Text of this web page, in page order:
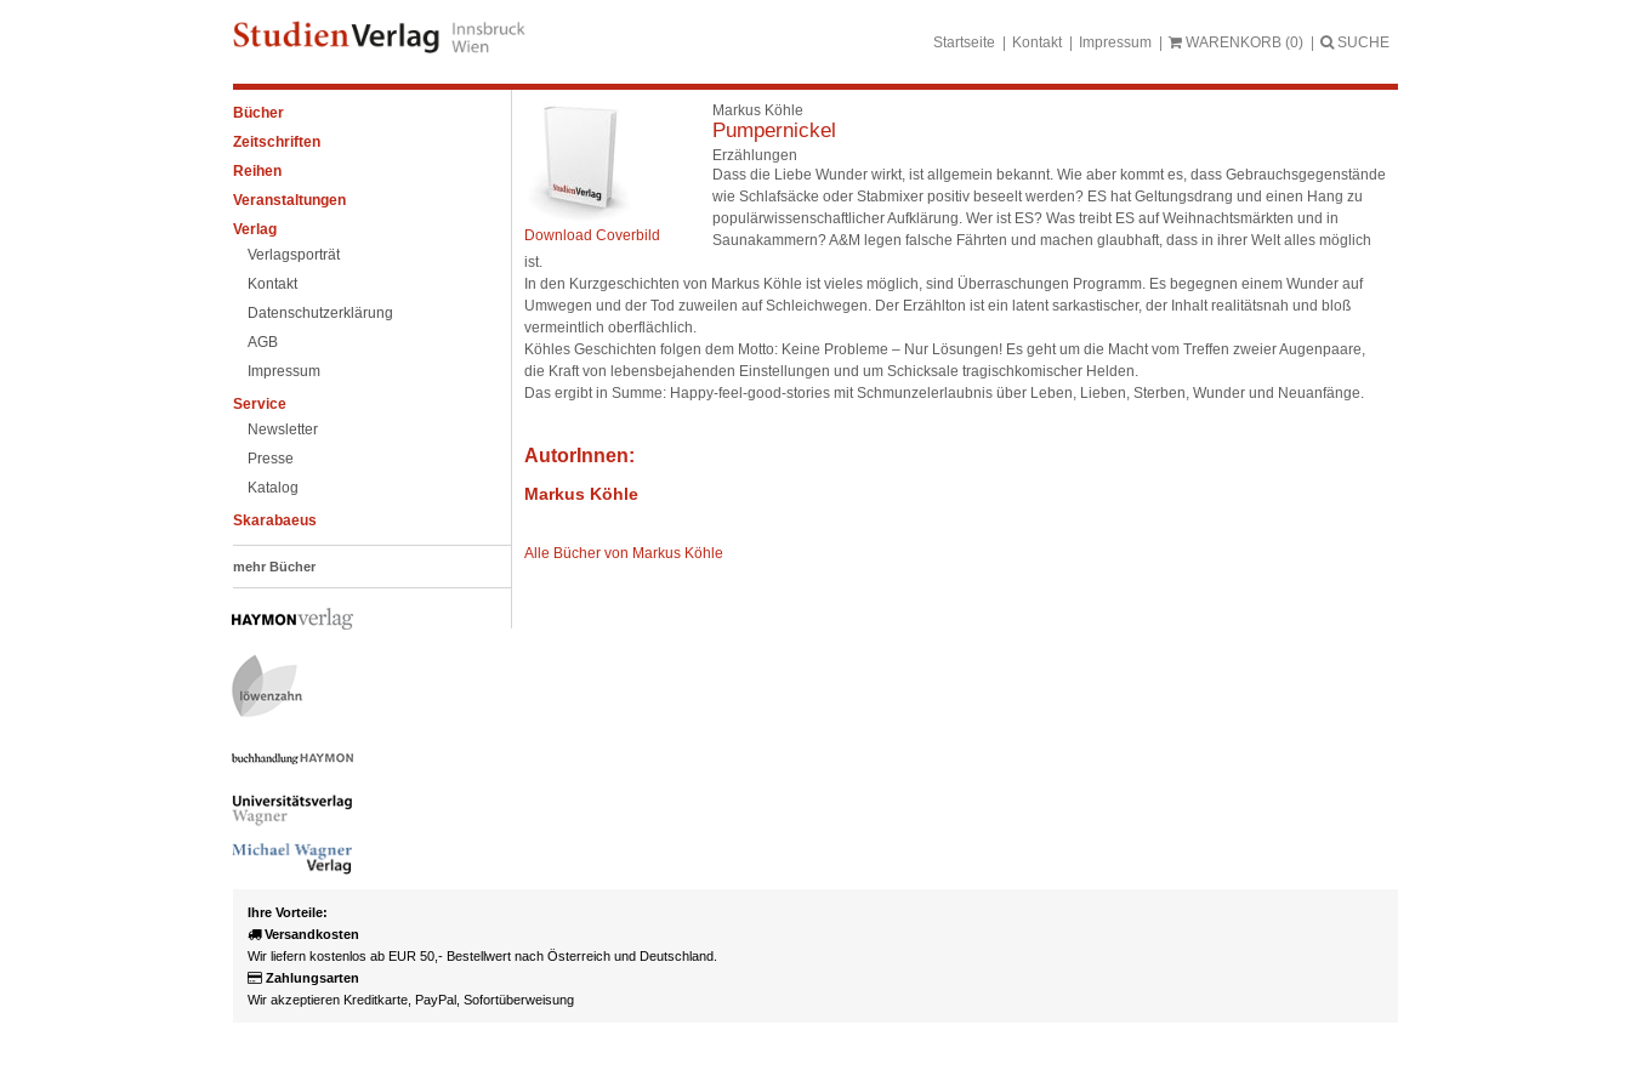
Startseite Kontakt Impressum WARENKORB (0) SUCHE
Bücher
Zeitschriften
Reihen
Veranstaltungen
Verlag
Verlagsporträt
Kontakt
Datenschutzerklärung
AGB
Impressum
Service
Newsletter
Presse
Katalog
Skarabaeus
mehr Bücher
Download Coverbild
Markus Köhle
Pumpernickel
Erzählungen
Dass die Liebe Wunder wirkt, ist allgemein bekannt. Wie aber kommt es, dass Gebrauchsgegenstände
wie Schlafsäcke oder Stabmixer positiv beseelt werden? ES hat Geltungsdrang und einen Hang zu
populärwissenschaftlicher Aufklärung. Wer ist ES? Was treibt ES auf Weihnachtsmärkten und in
Saunakammern? A&M legen falsche Fährten und machen glaubhaft, dass in ihrer Welt alles möglich
ist.
In den Kurzgeschichten von Markus Köhle ist vieles möglich, sind Überraschungen Programm. Es begegnen einem Wunder auf
Umwegen und der Tod zuweilen auf Schleichwegen. Der Erzählton ist ein latent sarkastischer, der Inhalt realitätsnah und bloß
vermeintlich oberflächlich.
Köhles Geschichten folgen dem Motto: Keine Probleme – Nur Lösungen! Es geht um die Macht vom Treffen zweier Augenpaare,
die Kraft von lebensbejahenden Einstellungen und um Schicksale tragischkomischer Helden.
Das ergibt in Summe: Happy-feel-good-stories mit Schmunzelerlaubnis über Leben, Lieben, Sterben, Wunder und Neuanfänge.
AutorInnen:
Markus Köhle
Alle Bücher von Markus Köhle
Ihre Vorteile:
Versandkosten
Wir liefern kostenlos ab EUR 50,- Bestellwert nach Österreich und Deutschland.
Zahlungsarten
Wir akzeptieren Kreditkarte, PayPal, Sofortüberweisung